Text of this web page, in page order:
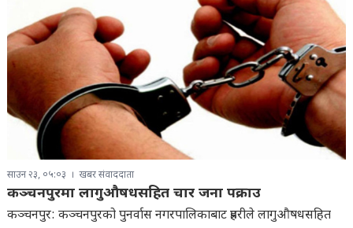
साउन २३, ०५:०३ खबर संवाददाता
कञ्चनपुरमा लागुऔषधसहित चार जना पक्राउ
कञ्चनपुर: कञ्चनपुरको पुनर्वास नगरपालिकाबाट प्रहरीले लागुऔषधसहित